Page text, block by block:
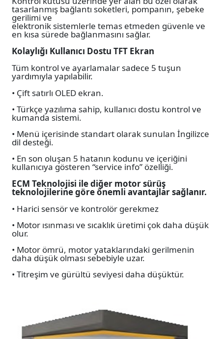
tasarlanmış bağlantı soketleri, pompanın, şebeke
gerilimi ve
elektronik sistemlerle temas etmeden güvenle ve
en kısa sürede bağlanmasını sağlar.
Kolaylığı Kullanıcı Dostu TFT Ekran
Tüm kontrol ve ayarlamalar sadece 5 tuşun
yardımıyla yapılabilir.
• Çift satırlı OLED ekran.
• Türkçe yazılıma sahip, kullanıcı dostu kontrol ve
kumanda sistemi.
• Menü içerisinde standart olarak sunulan İngilizce
dil desteği.
• En son oluşan 5 hatanın kodunu ve içeriğini
kullanıcıya gösteren “service info” özelliği.
ECM Teknolojisi ile diğer motor sürüş
teknolojilerine göre önemli avantajlar sağlanır.
• Harici sensör ve kontrolör gerekmez
• Motor ısınması ve sıcaklık üretimi çok daha düşük
olur.
• Motor ömrü, motor yataklarındaki gerilmenin
daha düşük olması sebebiyle uzar.
• Titreşim ve gürültü seviyesi daha düşüktür.